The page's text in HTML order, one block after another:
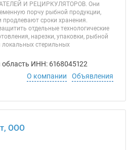
И РЕЦИРКУЛЯТОРОВ. Они
порчу рыбной продукции,
сроки хранения.
отдельные технологические
нарезки, упаковки, рыбной
локальных стерильных
область ИНН: 6168045122
О компании
Объявления
ООО